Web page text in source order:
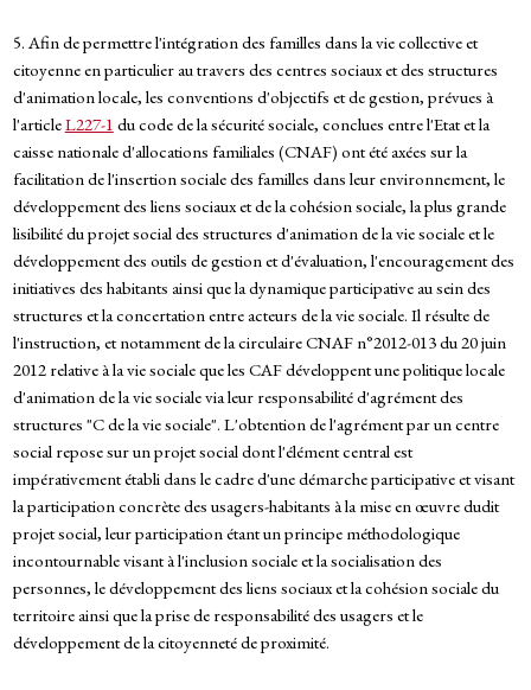
5. Afin de permettre l'intégration des familles dans la vie collective et
citoyenne en particulier au travers des centres sociaux et des structures
d'animation locale, les conventions d'objectifs et de gestion, prévues à
l'articleL227-1 du code de la sécurité sociale, conclues entre l'Etat et la
caisse nationale d'allocations familiales (CNAF) ont été axées sur la
facilitation de l'insertion sociale des familles dans leur environnement, le
développement des liens sociaux et de la cohésion sociale, la plus grande
lisibilité du projet social des structures d'animation de la vie sociale et le
développement des outils de gestion et d'évaluation, l'encouragement des
initiatives des habitants ainsi que la dynamique participative au sein des
structures et la concertation entre acteurs de la vie sociale. Il résulte de
l'instruction, et notamment de la circulaire CNAF n°2012-013 du 20 juin
2012 relative à la vie sociale que les CAF développent une politique locale
d'animation de la vie sociale via leur responsabilité d'agrément des
structures "C de la vie sociale". L'obtention de l'agrément par un centre
social repose sur un projet social dont l'élément central est
impérativement établi dans le cadre d'une démarche participative et visant
la participation concrète des usagers-habitants à la mise en œuvre dudit
projet social, leur participation étant un principe méthodologique
incontournable visant à l'inclusion sociale et la socialisation des
personnes, le développement des liens sociaux et la cohésion sociale du
territoire ainsi que la prise de responsabilité des usagers et le
développement de la citoyenneté de proximité.